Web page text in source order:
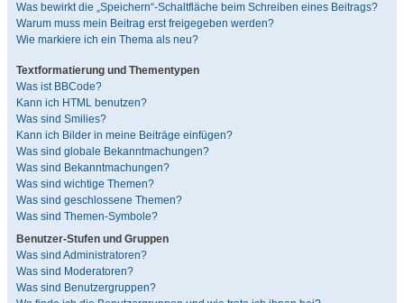
Was bewirkt die „Speichern“-Schaltfläche beim Schreiben eines Beitrags?
Warum muss mein Beitrag erst freigegeben werden?
Wie markiere ich ein Thema als neu?
Textformatierung und Thementypen
Was ist BBCode?
Kann ich HTML benutzen?
Was sind Smilies?
Kann ich Bilder in meine Beiträge einfügen?
Was sind globale Bekanntmachungen?
Was sind Bekanntmachungen?
Was sind wichtige Themen?
Was sind geschlossene Themen?
Was sind Themen-Symbole?
Benutzer-Stufen und Gruppen
Was sind Administratoren?
Was sind Moderatoren?
Was sind Benutzergruppen?